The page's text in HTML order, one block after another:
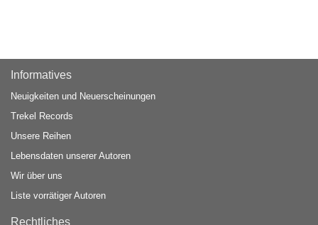
Informatives
Neuigkeiten und Neuerscheinungen
Trekel Records
Unsere Reihen
Lebensdaten unserer Autoren
Wir über uns
Liste vorrätiger Autoren
Rechtliches